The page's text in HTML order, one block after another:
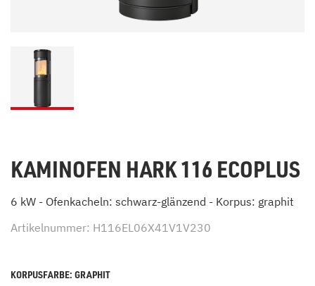
KAMINOFEN HARK 116 ECOPLUS
6 kW - Ofenkacheln: schwarz-glänzend - Korpus: graphit
Artikelnummer: H116EL06X41V1V230
KORPUSFARBE: GRAPHIT